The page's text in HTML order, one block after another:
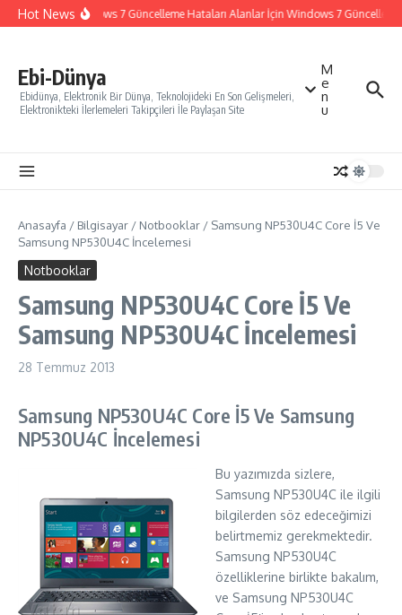
İçeriğe atla
Hot NewsWindows 7 Güncelleme Hataları Alanlar İçin Windows 7 Güncelleme
Ebi-Dünya
Ebidünya, Elektronik Bir Dünya, Teknolojideki En Son Gelişmeleri,
Elektronikteki İlerlemeleri Takipçileri İle Paylaşan Site
M
e
n
u
Anasayfa / Bilgisayar / Notbooklar / Samsung NP530U4C Core İ5 Ve
Samsung NP530U4C İncelemesi
Notbooklar
Samsung NP530U4C Core İ5 Ve
Samsung NP530U4C İncelemesi
28 Temmuz 2013
Samsung NP530U4C Core İ5 Ve Samsung
NP530U4C İncelemesi
Bu yazımızda sizlere,
Samsung NP530U4C ile ilgili
bilgilerden söz edeceğimizi
belirtmemiz gerekmektedir.
Samsung NP530U4C
özelliklerine birlikte bakalım,
ve Samsung NP530U4C